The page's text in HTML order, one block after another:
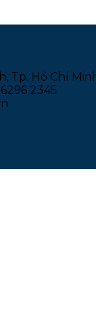
Tp. Hồ Chí
2345